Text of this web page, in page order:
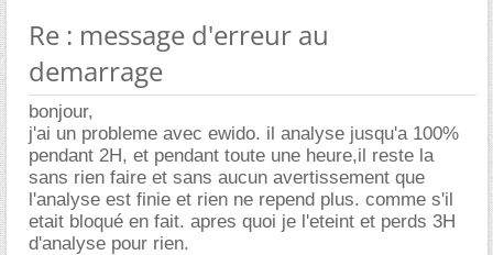
Re : message d'erreur au
demarrage
bonjour,
j'ai un probleme avec ewido. il analyse jusqu'a 100%
pendant 2H, et pendant toute une heure,il reste la
sans rien faire et sans aucun avertissement que
l'analyse est finie et rien ne repend plus. comme s'il
etait bloqué en fait. apres quoi je l'eteint et perds 3H
d'analyse pour rien.